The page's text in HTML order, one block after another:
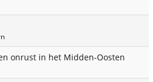
onrust in het Midden-Oosten